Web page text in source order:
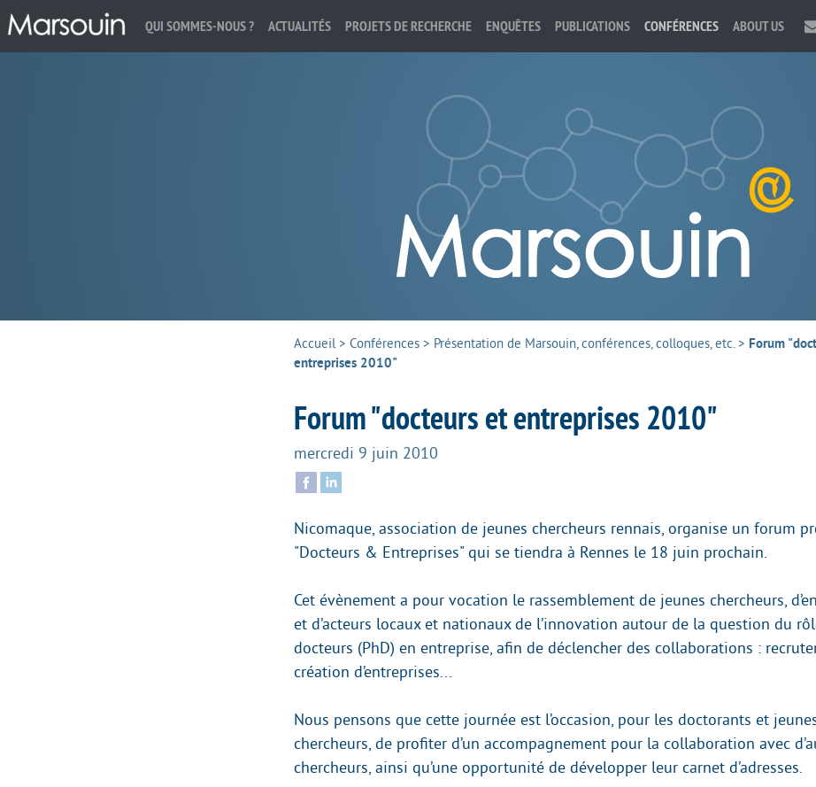
QUI SOMMES-NOUS ? ACTUALITÉS PROJETS DE RECHERCHE ENQUÊTES PUBLICATIONS CONFÉRENCES ABOUT US
Accueil> Conférences > Présentation de Marsouin, conférences, colloques, etc.> Forum
entreprises 2010"
Forum "docteurs et entreprises 2010"
mercredi 9 juin 2010
Nicomaque, association de jeunes chercheurs rennais, organise un forum
"Docteurs & Entreprises" qui se tiendra à Rennes le 18 juin prochain.
Cet évènement a pour vocation le rassemblement de jeunes chercheurs,
et d’acteurs locaux et nationaux de l’innovation autour de la question du
docteurs (PhD) en entreprise, afin de déclencher des collaborations :
création d’entreprises...
Nous pensons que cette journée est l’occasion, pour les doctorants et
chercheurs, de profiter d’un accompagnement pour la collaboration avec
chercheurs, ainsi qu’une opportunité de développer leur carnet d’adresses.